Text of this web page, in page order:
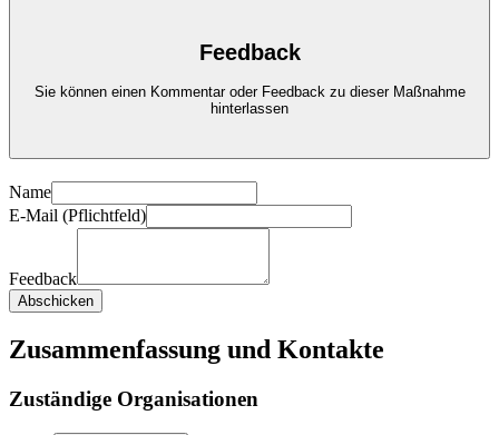
Feedback
Sie können einen Kommentar oder Feedback zu dieser Maßnahme
hinterlassen
Name
E-Mail (Pflichtfeld)
Feedback
Abschicken
Zusammenfassung und Kontakte
Zuständige Organisationen